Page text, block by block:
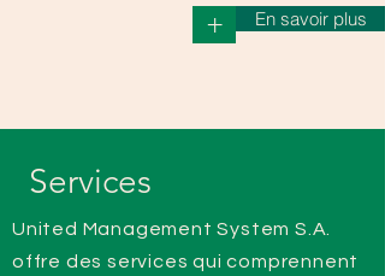
+ En savoir plus
Services
United Management System S.A.
offre des services qui comprennent